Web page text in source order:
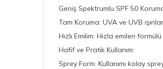
Geniş Spektrumlu SPF 50
Tam Koruma: UVA ve UVB
Hızlı Emilim: Hızla emilen
Hafif ve Pratik Kullanım:
Sprey Form: Kullanımı kolay